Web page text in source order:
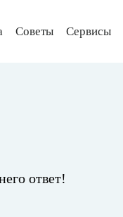
Советы Сервисы
ответ!